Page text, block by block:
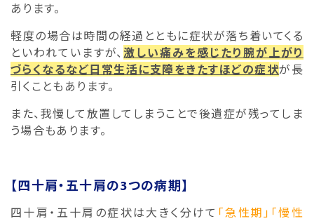
あります。
軽度の場合は時間の経過とともに症状が落ち着いてくる
といわれていますが、激しい痛みを感じたり腕が上がり
づらくなるなど日常生活に支障をきたすほどの症状が長
引くこともあります。
また、我慢して放置してしまうことで後遺症が残ってしま
う場合もあります。
【四十肩・五十肩の3つの病期】
四十肩・五十肩の症状は大きく分けて 「急性期」 「慢性